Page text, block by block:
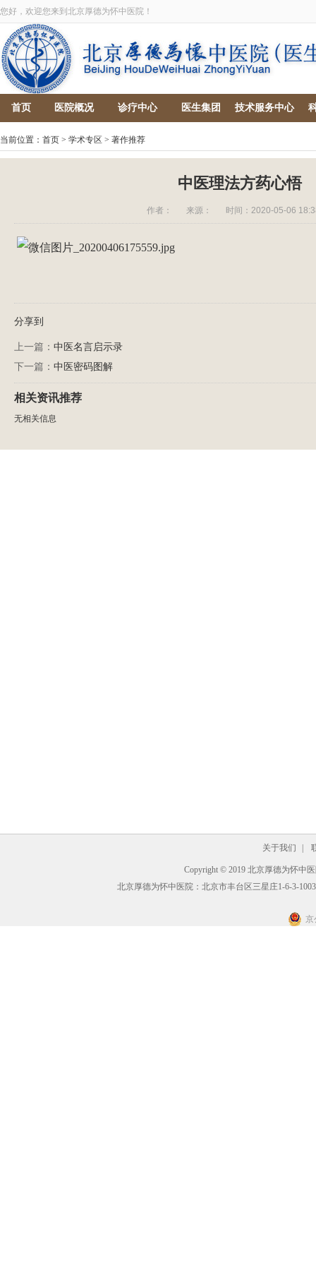
您好，欢迎您来到北京厚德为怀中医院！
首页 医院概况 诊疗中心 医生集团 技术服务中心
当前位置： 首页 > 学术专区 > 著作推荐
中医理法方药心悟
作者： 来源： 时间：2020-05-06
分享到
上一篇： 中医名言启示录
下一篇： 中医密码图解
相关资讯推荐
无相关信息
关于我们
Copyright © 2019 北京厚德为怀中
北京厚德为怀中医院：北京市丰台区三星庄1-6-3-1003
京